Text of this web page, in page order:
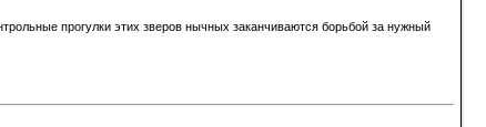
прогулки этих зверов нычных заканчиваются борьбой за нужный